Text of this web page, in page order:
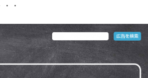
・